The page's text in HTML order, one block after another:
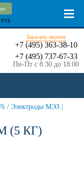
РУБ.
Заказать звонок
+7 (495) 363-38-10
+7 (495) 737-67-33
Пн-Пт с 8:30 до 18:00
/ Электроды МЭЗ |
(5 КГ)